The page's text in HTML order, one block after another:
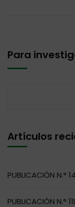
Para
Artículos
PUBLICACIÓN N.°
PUBLICACIÓN N.°